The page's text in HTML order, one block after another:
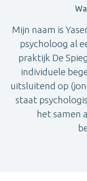
Mijn naam is
psycholoog al
praktijk De
individuele
uitsluitend op
staat
het samen